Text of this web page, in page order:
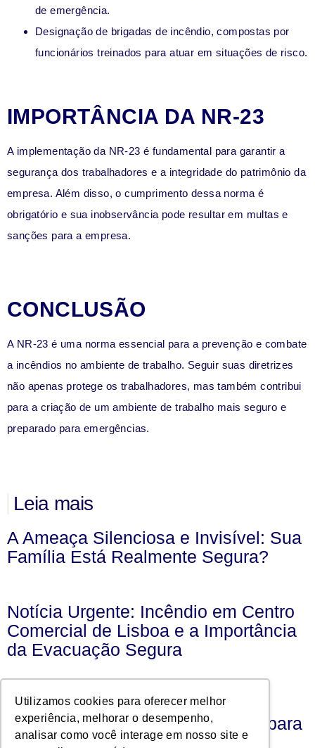
Utilizamos cookies para oferecer melhor
experiência, melhorar o desempenho,
analisar como você interage em nosso site e
de emergência.
Designação de brigadas de incêndio, compostas por
funcionários treinados para atuar em situações de risco.
IMPORTÂNCIA DA NR-23
A implementação da NR-23 é fundamental para garantir a
segurança dos trabalhadores e a integridade do patrimônio da
empresa. Além disso, o cumprimento dessa norma é
obrigatório e sua inobservância pode resultar em multas e
sanções para a empresa.
CONCLUSÃO
A NR-23 é uma norma essencial para a prevenção e combate
a incêndios no ambiente de trabalho. Seguir suas diretrizes
não apenas protege os trabalhadores, mas também contribui
para a criação de um ambiente de trabalho mais seguro e
preparado para emergências.
Leia mais
A Ameaça Silenciosa e Invisível: Sua
Família Está Realmente Segura?
Notícia Urgente: Incêndio em Centro
Comercial de Lisboa e a Importância
da Evacuação Segura
Explosão no Paraná deixa 9
desaparecidos — alerta máximo para
segurança industrial